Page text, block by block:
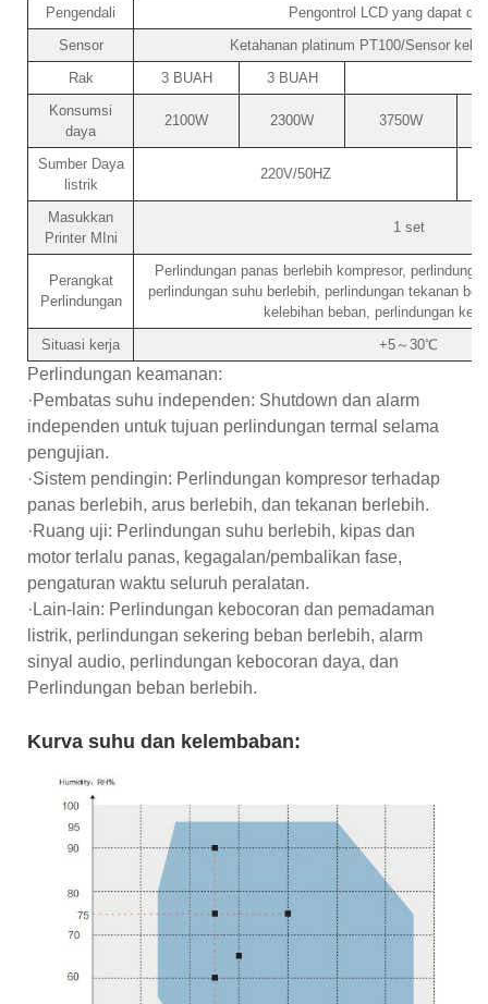
Pengendali
Pengontrol LCD yang dapat
Sensor
Ketahanan platinum PT100/Sensor
Rak
3 BUAH
3 BUAH
Konsumsi
daya
2100W 2300W 3750W
Sumber Daya
listrik
220V/50HZ
Masukkan
Printer MIni
1 set
Perangkat
Perlindungan
Perlindungan panas berlebih kompresor,
perlindungan suhu berlebih, perlindungan tekanan
kelebihan beban, perlindungan
Situasi kerja
+5～30℃
Perlindungan keamanan:
·Pembatas suhu independen: Shutdown dan alarm
independen untuk tujuan perlindungan termal selama
pengujian.
·Sistem pendingin: Perlindungan kompresor terhadap
panas berlebih, arus berlebih, dan tekanan berlebih.
·Ruang uji: Perlindungan suhu berlebih, kipas dan
motor terlalu panas, kegagalan/pembalikan fase,
pengaturan waktu seluruh peralatan.
·Lain-lain: Perlindungan kebocoran dan pemadaman
listrik, perlindungan sekering beban berlebih, alarm
sinyal audio, perlindungan kebocoran daya, dan
Perlindungan beban berlebih.
Kurva suhu dan kelembaban: